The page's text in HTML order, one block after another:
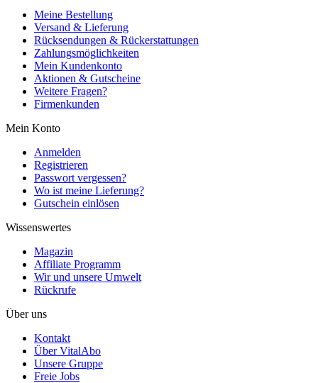
Meine Bestellung
Versand & Lieferung
Rücksendungen & Rückerstattungen
Zahlungsmöglichkeiten
Mein Kundenkonto
Aktionen & Gutscheine
Weitere Fragen?
Firmenkunden
Mein Konto
Anmelden
Registrieren
Passwort vergessen?
Wo ist meine Lieferung?
Gutschein einlösen
Wissenswertes
Magazin
Affiliate Programm
Wir und unsere Umwelt
Rückrufe
Über uns
Kontakt
Über VitalAbo
Unsere Gruppe
Freie Jobs